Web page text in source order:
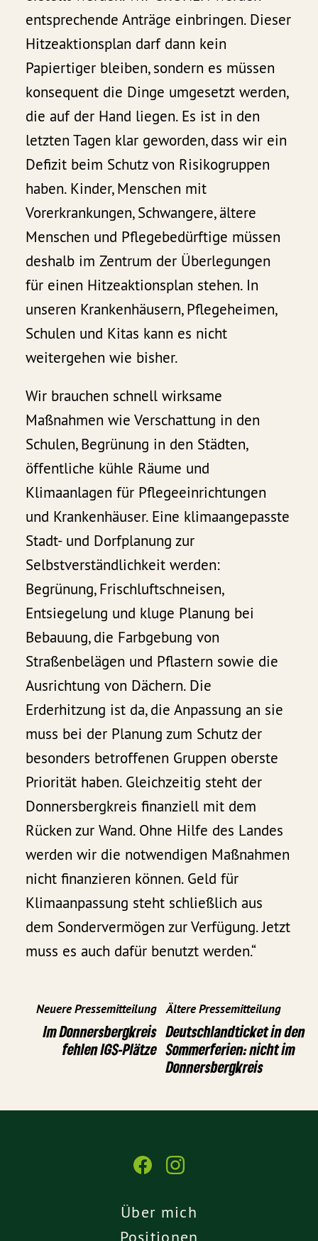
entsprechende Anträge einbringen. Dieser
Hitzeaktionsplan darf dann kein
Papiertiger bleiben, sondern es müssen
konsequent die Dinge umgesetzt werden,
die auf der Hand liegen. Es ist in den
letzten Tagen klar geworden, dass wir ein
Defizit beim Schutz von Risikogruppen
haben. Kinder, Menschen mit
Vorerkrankungen, Schwangere, ältere
Menschen und Pflegebedürftige müssen
deshalb im Zentrum der Überlegungen
für einen Hitzeaktionsplan stehen. In
unseren Krankenhäusern, Pflegeheimen,
Schulen und Kitas kann es nicht
weitergehen wie bisher.
Wir brauchen schnell wirksame
Maßnahmen wie Verschattung in den
Schulen, Begrünung in den Städten,
öffentliche kühle Räume und
Klimaanlagen für Pflegeeinrichtungen
und Krankenhäuser. Eine klimaangepasste
Stadt- und Dorfplanung zur
Selbstverständlichkeit werden:
Begrünung, Frischluftschneisen,
Entsiegelung und kluge Planung bei
Bebauung, die Farbgebung von
Straßenbelägen und Pflastern sowie die
Ausrichtung von Dächern. Die
Erderhitzung ist da, die Anpassung an sie
muss bei der Planung zum Schutz der
besonders betroffenen Gruppen oberste
Priorität haben. Gleichzeitig steht der
Donnersbergkreis finanziell mit dem
Rücken zur Wand. Ohne Hilfe des Landes
werden wir die notwendigen Maßnahmen
nicht finanzieren können. Geld für
Klimaanpassung steht schließlich aus
dem Sondervermögen zur Verfügung. Jetzt
muss es auch dafür benutzt werden.“
Neuere Pressemitteilung
Im Donnersbergkreis
fehlen IGS-Plätze
Ältere Pressemitteilung
Deutschlandticket in den
Sommerferien: nicht im
Donnersbergkreis
Über mich
Positionen